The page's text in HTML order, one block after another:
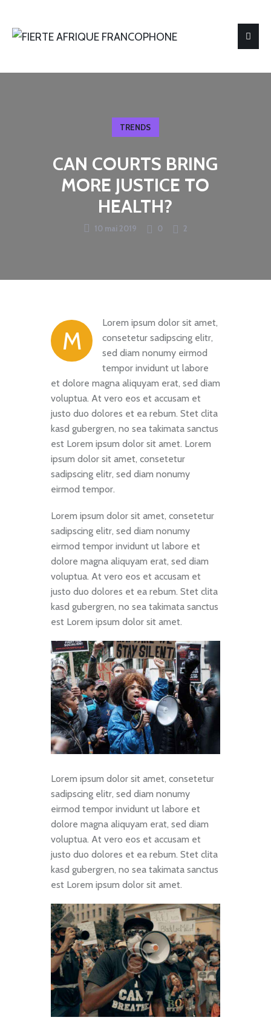
TRENDS
CAN COURTS BRING
MORE JUSTICE TO
HEALTH?
10 mai 2019 0 2
M
Lorem ipsum dolor sit amet,
consetetur sadipscing elitr,
sed diam nonumy eirmod
tempor invidunt ut labore
et dolore magna aliquyam erat, sed diam
voluptua. At vero eos et accusam et
justo duo dolores et ea rebum. Stet clita
kasd gubergren, no sea takimata sanctus
est Lorem ipsum dolor sit amet. Lorem
ipsum dolor sit amet, consetetur
sadipscing elitr, sed diam nonumy
eirmod tempor.
Lorem ipsum dolor sit amet, consetetur
sadipscing elitr, sed diam nonumy
eirmod tempor invidunt ut labore et
dolore magna aliquyam erat, sed diam
voluptua. At vero eos et accusam et
justo duo dolores et ea rebum. Stet clita
kasd gubergren, no sea takimata sanctus
est Lorem ipsum dolor sit amet.
Lorem ipsum dolor sit amet, consetetur
sadipscing elitr, sed diam nonumy
eirmod tempor invidunt ut labore et
dolore magna aliquyam erat, sed diam
voluptua. At vero eos et accusam et
justo duo dolores et ea rebum. Stet clita
kasd gubergren, no sea takimata sanctus
est Lorem ipsum dolor sit amet.